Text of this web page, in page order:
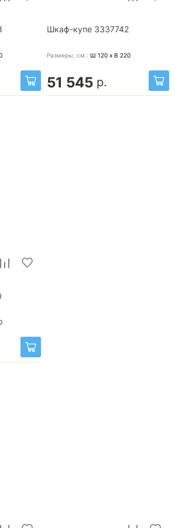
Шкаф-купе 3337742
Размеры, cм.: Ш 120 x В 220
51 545 р.